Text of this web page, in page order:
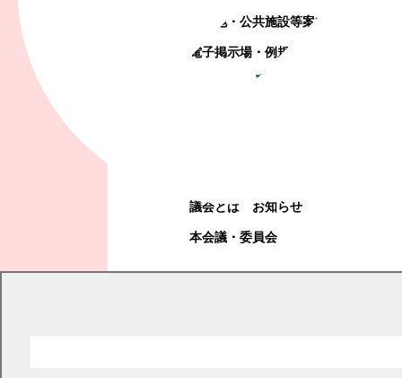
観光地・公共施設等案内
電子掲示場・例規集
議会とは
お知らせ
本会議・委員会